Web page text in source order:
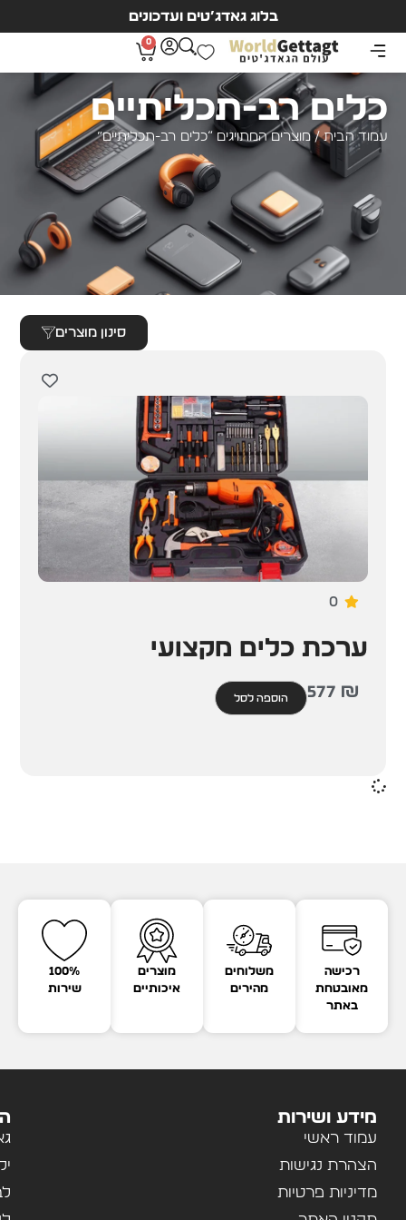
בלוג גאדג’טים ועדכונים
0
כלים רב-תכליתיים
עמוד הבית/ מוצרים המתויגים “כלים רב-תכליתיים”
סינון מוצרים
0
ערכת כלים מקצועי
577 ₪ הוספה לסל
רכישה
מאובטחת
באתר
משלוחים
מהירים
מוצרים
איכותיים
100%
שירות
מידע ושירות
עמוד ראשי
הצהרת נגישות
מדיניות פרטיות